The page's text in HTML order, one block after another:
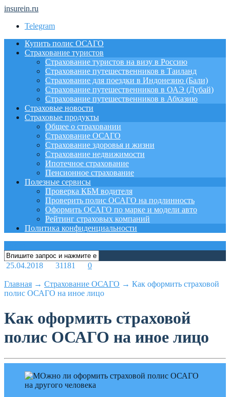
insurein.ru
Telegram
Купить полис ОСАГО
Страхование туристов
Страхование туристов на визу в Россию
Страхование путешественников в Таиланд
Страхование для поездки в Индонезию (Бали)
Страхование путешественников в ОАЭ (Дубай)
Страхование путешественников в Абхазию
Страховые новости
Страховые продукты
Общее о страховании
Страхование ОСАГО
Страхование здоровья и жизни
Страхование недвижимости
Ипотечное страхование
Пенсионное страхование
Полезные сервисы
Проверка КБМ водителя
Проверить полис ОСАГО на подлинность
Оформить ОСАГО по марке и модели авто
Рейтинг страховых компаний
Политика конфиденциальности
25.04.2018 31181 0
Главная → Страхование ОСАГО → Как оформить страховой
полис ОСАГО на иное лицо
Как оформить страховой
полис ОСАГО на иное лицо